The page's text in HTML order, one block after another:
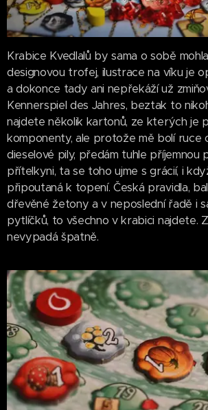
Krabice Kvedlalů by sama o sobě
designovou trofej, ilustrace na víku je
a dokonce tady ani nepřekáží už
Kennerspiel des Jahres, beztak to
najdete několik kartonů, ze kterých je
komponenty, ale protože mě bolí ruce
dieselové pily, předám tuhle příjemnou
přítelkyni, ta se toho ujme s grácií, i
připoutaná k topení. Česká pravidla,
dřevěné žetony a v neposlední řadě i
pytlíčků, to všechno v krabici najdete.
nevypadá špatně.